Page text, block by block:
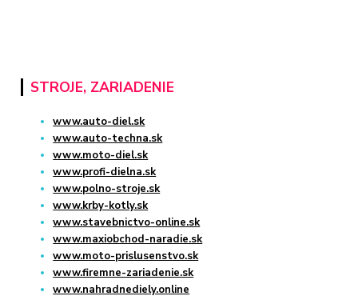
STROJE, ZARIADENIE
www.auto-diel.sk
www.auto-techna.sk
www.moto-diel.sk
www.profi-dielna.sk
www.polno-stroje.sk
www.krby-kotly.sk
www.stavebnictvo-online.sk
www.maxiobchod-naradie.sk
www.moto-prislusenstvo.sk
www.firemne-zariadenie.sk
www.nahradnediely.online